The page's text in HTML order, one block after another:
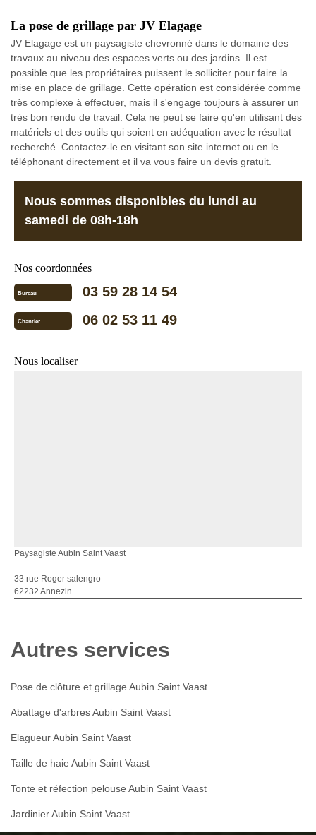
La pose de grillage par JV Elagage
JV Elagage est un paysagiste chevronné dans le domaine des
travaux au niveau des espaces verts ou des jardins. Il est
possible que les propriétaires puissent le solliciter pour faire la
mise en place de grillage. Cette opération est considérée comme
très complexe à effectuer, mais il s'engage toujours à assurer un
très bon rendu de travail. Cela ne peut se faire qu'en utilisant des
matériels et des outils qui soient en adéquation avec le résultat
recherché. Contactez-le en visitant son site internet ou en le
téléphonant directement et il va vous faire un devis gratuit.
Nous sommes disponibles du lundi au
samedi de 08h-18h
Nos coordonnées
Bureau 03 59 28 14 54
Chantier 06 02 53 11 49
Nous localiser
Paysagiste Aubin Saint Vaast
33 rue Roger salengro
62232 Annezin
Autres services
Pose de clôture et grillage Aubin Saint Vaast
Abattage d'arbres Aubin Saint Vaast
Elagueur Aubin Saint Vaast
Taille de haie Aubin Saint Vaast
Tonte et réfection pelouse Aubin Saint Vaast
Jardinier Aubin Saint Vaast